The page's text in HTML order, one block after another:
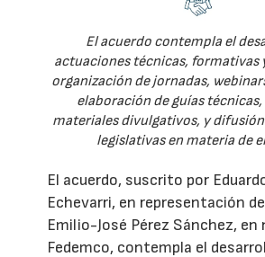
El acuerdo contempla el
actuaciones técnicas, formativas
organización de jornadas,
elaboración de guías
materiales divulgativos, y
legislativas en materia de
El acuerdo, suscrito por
Echevarri, en representación
Emilio-José Pérez Sánchez, en
Fedemco, contempla el